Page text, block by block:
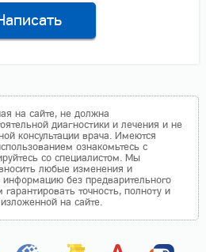
на сайте, не должна
диагностики и лечения и не
консультации врача. Имеются
ознакомьтесь с
со специалистом. Мы
любые изменения и
без предварительного
точность, полноту и
на сайте.